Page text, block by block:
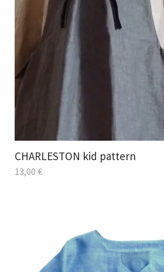
CHARLESTON kid pattern
13,00 €